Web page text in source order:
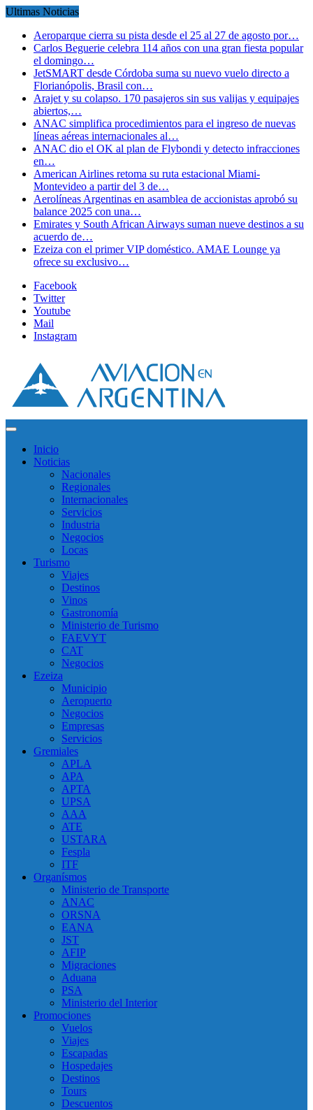
Ultimas Noticias
Aeroparque cierra su pista desde el 25 al 27 de agosto por…
Carlos Beguerie celebra 114 años con una gran fiesta popular
el domingo…
JetSMART desde Córdoba suma su nuevo vuelo directo a
Florianópolis, Brasil con…
Arajet y su colapso. 170 pasajeros sin sus valijas y equipajes
abiertos,…
ANAC simplifica procedimientos para el ingreso de nuevas
líneas aéreas internacionales al…
ANAC dio el OK al plan de Flybondi y detecto infracciones
en…
American Airlines retoma su ruta estacional Miami-
Montevideo a partir del 3 de…
Aerolíneas Argentinas en asamblea de accionistas aprobó su
balance 2025 con una…
Emirates y South African Airways suman nueve destinos a su
acuerdo de…
Ezeiza con el primer VIP doméstico. AMAE Lounge ya
ofrece su exclusivo…
Facebook
Twitter
Youtube
Mail
Instagram
Inicio
Noticias
Nacionales
Regionales
Internacionales
Servicios
Industria
Negocios
Locas
Turismo
Viajes
Destinos
Vinos
Gastronomía
Ministerio de Turismo
FAEVYT
CAT
Negocios
Ezeiza
Municipio
Aeropuerto
Negocios
Empresas
Servicios
Gremiales
APLA
APA
APTA
UPSA
AAA
ATE
USTARA
Fespla
ITF
Organísmos
Ministerio de Transporte
ANAC
ORSNA
EANA
JST
AFIP
Migraciones
Aduana
PSA
Ministerio del Interior
Promociones
Vuelos
Viajes
Escapadas
Hospedajes
Destinos
Tours
Descuentos